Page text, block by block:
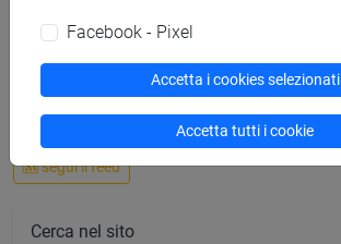
(michele.back@unive.it)
segui il feed
Cerca nel sito
Facebook - Pixel
Accetta i cookies selezionati
Accetta tutti i cookie